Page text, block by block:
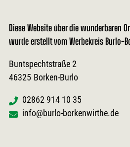
Diese Website über die wunderbaren
wurde erstellt vom Werbekreis Burlo-
Buntspechtstraße 2
46325 Borken-Burlo
02862 914 10 35
info@burlo-borkenwirthe.de